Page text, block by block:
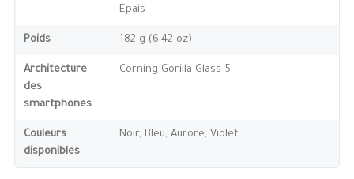
Épais
Poids 182 g (6.42 oz)
Architecture
des
smartphones
Corning Gorilla Glass 5
Couleurs
disponibles
Noir, Bleu, Aurore, Violet